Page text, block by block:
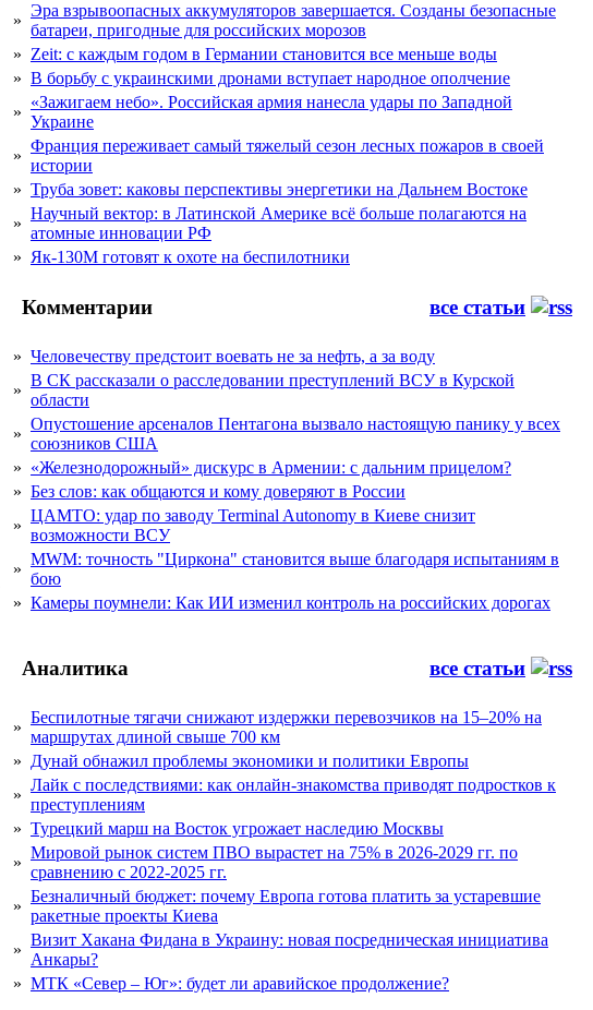
»
Эра взрывоопасных аккумуляторов завершается. Созданы безопасные
батареи, пригодные для российских морозов
» Zeit: с каждым годом в Германии становится все меньше воды
» В борьбу с украинскими дронами вступает народное ополчение
»
«Зажигаем небо». Российская армия нанесла удары по Западной
Украине
»
Франция переживает самый тяжелый сезон лесных пожаров в своей
истории
» Труба зовет: каковы перспективы энергетики на Дальнем Востоке
»
Научный вектор: в Латинской Америке всё больше полагаются на
атомные инновации РФ
» Як-130М готовят к охоте на беспилотники
Комментарии все статьи
» Человечеству предстоит воевать не за нефть, а за воду
»
В СК рассказали о расследовании преступлений ВСУ в Курской
области
»
Опустошение арсеналов Пентагона вызвало настоящую панику у всех
союзников США
» «Железнодорожный» дискурс в Армении: с дальним прицелом?
» Без слов: как общаются и кому доверяют в России
»
ЦАМТО: удар по заводу Terminal Autonomy в Киеве снизит
возможности ВСУ
»
MWM: точность "Циркона" становится выше благодаря испытаниям в
бою
» Камеры поумнели: Как ИИ изменил контроль на российских дорогах
Аналитика все статьи
»
Беспилотные тягачи снижают издержки перевозчиков на 15–20% на
маршрутах длиной свыше 700 км
» Дунай обнажил проблемы экономики и политики Европы
»
Лайк с последствиями: как онлайн-знакомства приводят подростков к
преступлениям
» Турецкий марш на Восток угрожает наследию Москвы
»
Мировой рынок систем ПВО вырастет на 75% в 2026-2029 гг. по
сравнению с 2022-2025 гг.
»
Безналичный бюджет: почему Европа готова платить за устаревшие
ракетные проекты Киева
»
Визит Хакана Фидана в Украину: новая посредническая инициатива
Анкары?
» МТК «Север – Юг»: будет ли аравийское продолжение?